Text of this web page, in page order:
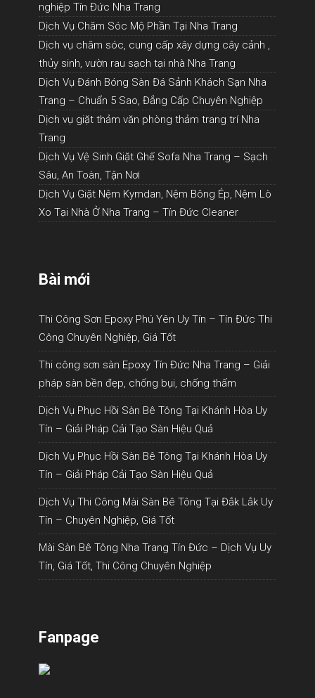
nghiệp Tín Đức Nha Trang
Dịch Vụ Chăm Sóc Mộ Phần Tại Nha Trang
Dịch vụ chăm sóc, cung cấp xây dựng cây cảnh ,
thủy sinh, vườn rau sạch tại nhà Nha Trang
Dịch Vụ Đánh Bóng Sàn Đá Sảnh Khách Sạn Nha
Trang – Chuẩn 5 Sao, Đẳng Cấp Chuyên Nghiệp
Dịch vụ giặt thảm văn phòng thảm trang trí Nha
Trang
Dịch Vụ Vệ Sinh Giặt Ghế Sofa Nha Trang – Sạch
Sâu, An Toàn, Tận Nơi
Dịch Vụ Giặt Nệm Kymdan, Nệm Bông Ép, Nệm Lò
Xo Tại Nhà Ở Nha Trang – Tín Đức Cleaner
Bài mới
Thi Công Sơn Epoxy Phú Yên Uy Tín – Tín Đức Thi
Công Chuyên Nghiệp, Giá Tốt
Thi công sơn sàn Epoxy Tín Đức Nha Trang – Giải
pháp sàn bền đẹp, chống bụi, chống thấm
Dịch Vụ Phục Hồi Sàn Bê Tông Tại Khánh Hòa Uy
Tín – Giải Pháp Cải Tạo Sàn Hiệu Quả
Dịch Vụ Phục Hồi Sàn Bê Tông Tại Khánh Hòa Uy
Tín – Giải Pháp Cải Tạo Sàn Hiệu Quả
Dịch Vụ Thi Công Mài Sàn Bê Tông Tại Đắk Lắk Uy
Tín – Chuyên Nghiệp, Giá Tốt
Mài Sàn Bê Tông Nha Trang Tín Đức – Dịch Vụ Uy
Tín, Giá Tốt, Thi Công Chuyên Nghiệp
Fanpage